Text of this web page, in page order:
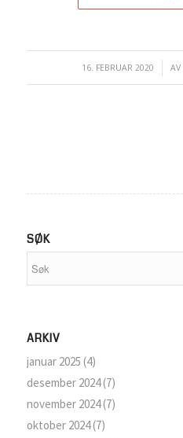
16. FEBRUAR 2020
/ AV
SØK
ARKIV
januar 2025 (4)
desember 2024(7)
november 2024(7)
oktober 2024(7)